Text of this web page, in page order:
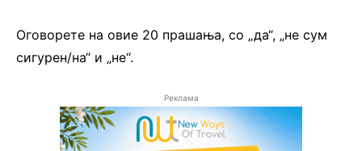
Оговорете на овие 20 прашања, со „да“, „не сум
сигурен/на“ и „не“.
Реклама